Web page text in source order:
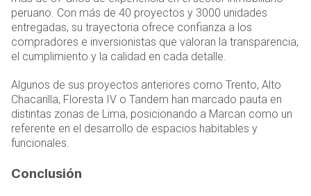
peruano. Con más de 40 proyectos y 3000 unidades
entregadas, su trayectoria ofrece confianza a los
compradores e inversionistas que valoran la transparencia,
el cumplimiento y la calidad en cada detalle.
Algunos de sus proyectos anteriores como Trento, Alto
Chacarilla, Floresta IV o Tandem han marcado pauta en
distintas zonas de Lima, posicionando a Marcan como un
referente en el desarrollo de espacios habitables y
funcionales.
Conclusión